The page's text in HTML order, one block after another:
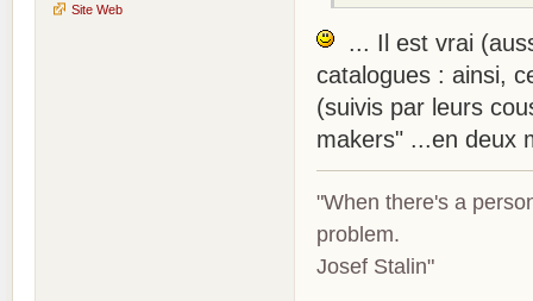
Site Web
... Il est vrai
catalogues : ainsi,
(suivis par leurs
makers" ...en deux
"When there's a
problem.
Josef Stalin"